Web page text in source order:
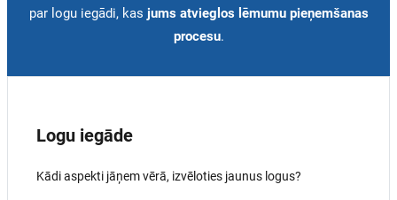
par logu iegādi, kas jums atvieglos lēmumu pieņemšanas
procesu.
Logu iegāde
Kādi aspekti jāņem vērā, izvēloties jaunus logus?